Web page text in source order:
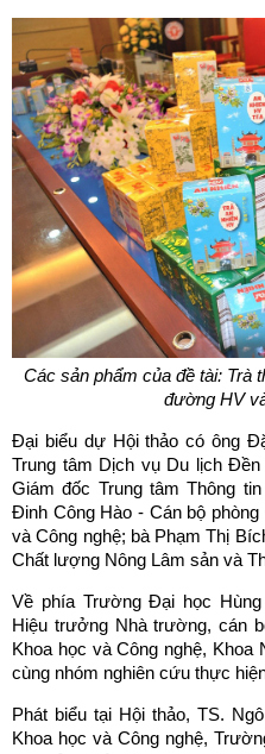
Các sản phẩm của đề tài: Trà
đường HV
Đại biểu dự Hội thảo có ông
Trung tâm Dịch vụ Du lịch
Giám đốc Trung tâm Thông
Đinh Công Hào - Cán bộ
và Công nghệ; bà Phạm Thị
Chất lượng Nông Lâm sản và
Về phía Trường Đại học
Hiệu trưởng Nhà trường, cán
Khoa học và Công nghệ,
cùng nhóm nghiên cứu thực
Phát biểu tại Hội thảo, TS.
Khoa học và Công nghệ,